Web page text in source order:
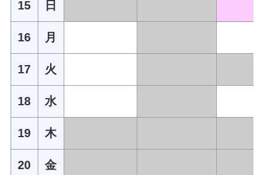
15 日
16 月
17 火
18 水
19 木
20 金